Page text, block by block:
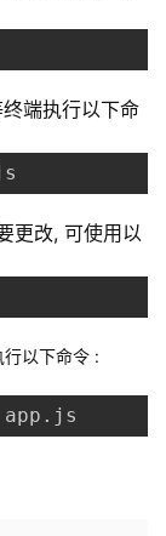
端执行以下命
更改, 可使用以
以下命令 :
app.js